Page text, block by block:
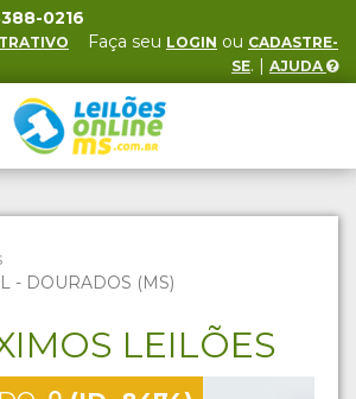
0216
Faça seu LOGIN ou CADASTRE-
SE. | AJUDA
- DOURADOS (MS)
LEILÕES